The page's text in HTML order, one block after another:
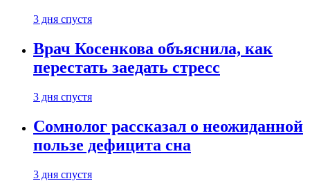
3 дня спустя
Врач Косенкова объяснила, как
перестать заедать стресс
3 дня спустя
Сомнолог рассказал о неожиданной
пользе дефицита сна
3 дня спустя